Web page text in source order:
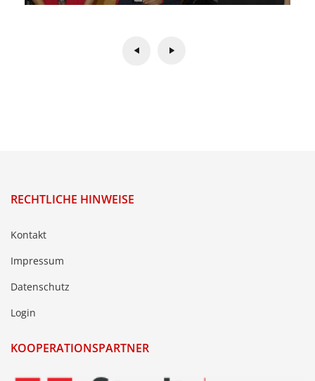
RECHTLICHE HINWEISE
Kontakt
Impressum
Datenschutz
Login
KOOPERATIONSPARTNER